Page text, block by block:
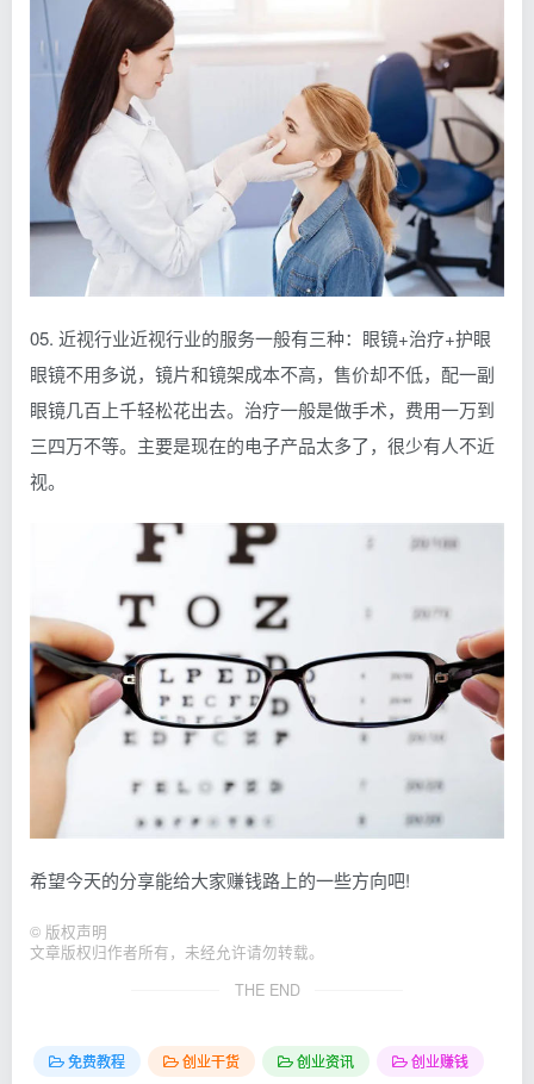
05. 近视行业近视行业的服务一般有三种：眼镜+治疗+护眼
眼镜不用多说，镜片和镜架成本不高，售价却不低，配一副
眼镜几百上千轻松花出去。治疗一般是做手术，费用一万到
三四万不等。主要是现在的电子产品太多了，很少有人不近
视。
希望今天的分享能给大家赚钱路上的一些方向吧!
© 版权声明
文章版权归作者所有，未经允许请勿转载。
THE END
免费教程 创业干货 创业资讯
创业赚钱